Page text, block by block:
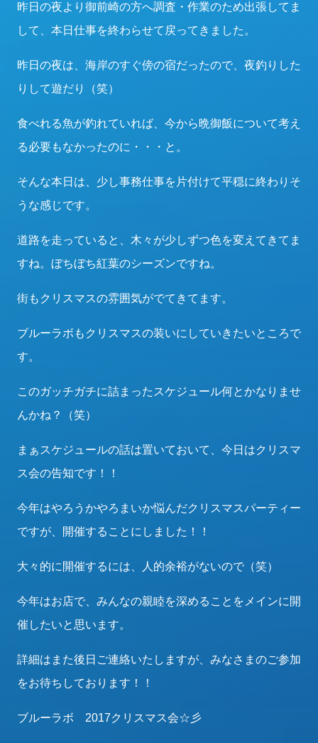
昨日の夜より御前崎の方へ調査・作業のため出張してま
して、本日仕事を終わらせて戻ってきました。
昨日の夜は、海岸のすぐ傍の宿だったので、夜釣りした
りして遊だり（笑）
食べれる魚が釣れていれば、今から晩御飯について考え
る必要もなかったのに・・・と。
そんな本日は、少し事務仕事を片付けて平穏に終わりそ
うな感じです。
道路を走っていると、木々が少しずつ色を変えてきてま
すね。ぼちぼち紅葉のシーズンですね。
街もクリスマスの雰囲気がでてきてます。
ブルーラボもクリスマスの装いにしていきたいところで
す。
このガッチガチに詰まったスケジュール何とかなりませ
んかね？（笑）
まぁスケジュールの話は置いておいて、今日はクリスマ
ス会の告知です！！
今年はやろうかやろまいか悩んだクリスマスパーティー
ですが、開催することにしました！！
大々的に開催するには、人的余裕がないので（笑）
今年はお店で、みんなの親睦を深めることをメインに開
催したいと思います。
詳細はまた後日ご連絡いたしますが、みなさまのご参加
をお待ちしております！！
ブルーラボ 2017クリスマス会☆彡